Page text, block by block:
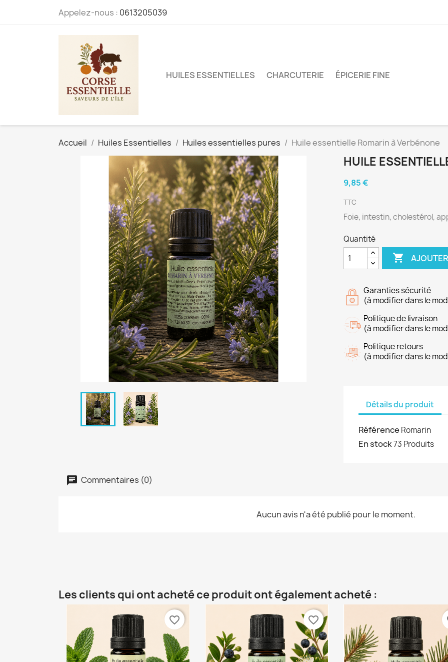
Appelez-nous : 0613205039
HUILES ESSENTIELLES CHARCUTERIE ÉPICERIE FINE
Accueil Huiles Essentielles Huiles essentielles pures Huile essentielle Romarin à Verbénone
HUILE
9,85 €
TTC
Foie, intestin, cholestérol,
Quantité

Garanties sécurité
(à modifier dans le
Politique de livraison
(à modifier dans le
Politique retours
(à modifier dans le
Détails du produit
Référence Romarin
En stock73 Produits
Commentaires (0)
Aucun avis n'a été publié pour le moment.
Les clients qui ont acheté ce produit ont également acheté :
favorite_border favorite_border